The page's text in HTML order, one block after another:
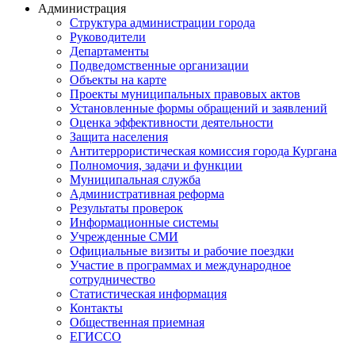
Администрация
Структура администрации города
Руководители
Департаменты
Подведомственные организации
Объекты на карте
Проекты муниципальных правовых актов
Установленные формы обращений и заявлений
Оценка эффективности деятельности
Защита населения
Антитеррористическая комиссия города Кургана
Полномочия, задачи и функции
Муниципальная служба
Административная реформа
Результаты проверок
Информационные системы
Учрежденные СМИ
Официальные визиты и рабочие поездки
Участие в программах и международное
сотрудничество
Статистическая информация
Контакты
Общественная приемная
ЕГИССО